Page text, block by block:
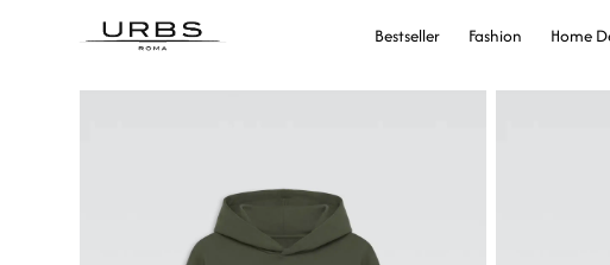
Bestseller Fashion Home